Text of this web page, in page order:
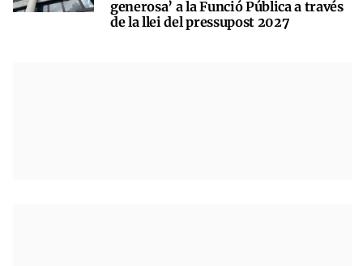
generosa’ a la Funció Pública a través
de la llei del pressupost 2027